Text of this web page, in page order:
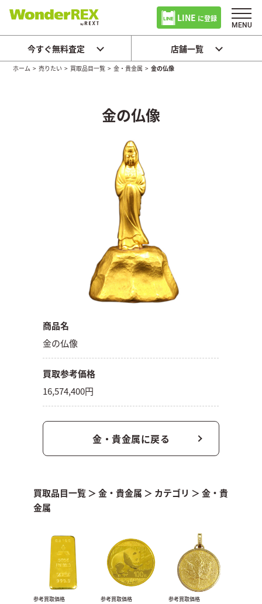
LINE に登録
今すぐ無料査定 店舗一覧
ホーム >売りたい > 買取品目一覧 >金・貴金属 >金の仏像
金の仏像
商品名
金の仏像
買取参考価格
16,574,400円
金・貴金属に戻る
買取品目一覧＞金・貴金属 ＞ カテゴリ ＞金・貴
金属
参考買取価格 参考買取価格 参考買取価格